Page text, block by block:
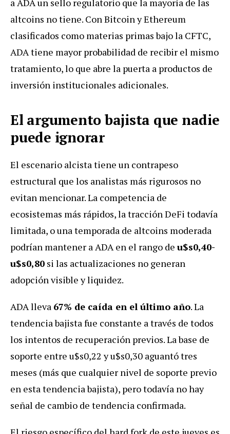
a ADA un sello regulatorio que la mayoría de las
altcoins no tiene. Con Bitcoin y Ethereum
clasificados como materias primas bajo la CFTC,
ADA tiene mayor probabilidad de recibir el mismo
tratamiento, lo que abre la puerta a productos de
inversión institucionales adicionales.
El argumento bajista que nadie
puede ignorar
El escenario alcista tiene un contrapeso
estructural que los analistas más rigurosos no
evitan mencionar. La competencia de
ecosistemas más rápidos, la tracción DeFi todavía
limitada, o una temporada de altcoins moderada
podrían mantener a ADA en el rango de u$s0,40-
u$s0,80 si las actualizaciones no generan
adopción visible y liquidez.
ADA lleva 67% de caída en el último año. La
tendencia bajista fue constante a través de todos
los intentos de recuperación previos. La base de
soporte entre u$s0,22 y u$s0,30 aguantó tres
meses (más que cualquier nivel de soporte previo
en esta tendencia bajista), pero todavía no hay
señal de cambio de tendencia confirmada.